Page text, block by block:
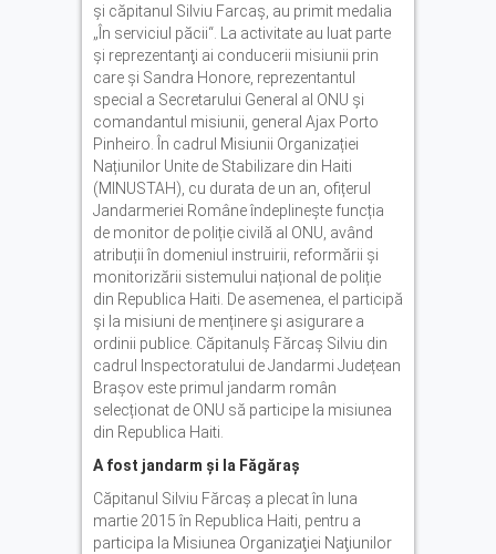
și căpitanul Silviu Farcaș, au primit medalia
„În serviciul păcii“. La activitate au luat parte
şi reprezentanţi ai conducerii misiunii prin
care şi Sandra Honore, reprezentantul
special a Secretarului General al ONU și
comandantul misiunii, general Ajax Porto
Pinheiro. În cadrul Misiunii Organizației
Națiunilor Unite de Stabilizare din Haiti
(MINUSTAH), cu durata de un an, ofițerul
Jandarmeriei Române îndeplinește funcția
de monitor de poliție civilă al ONU, având
atribuții în domeniul instruirii, reformării și
monitorizării sistemului național de poliție
din Republica Haiti. De asemenea, el participă
și la misiuni de menținere și asigurare a
ordinii publice. Căpitanulș Fărcaș Silviu din
cadrul Inspectoratului de Jandarmi Județean
Brașov este primul jandarm român
selecționat de ONU să participe la misiunea
din Republica Haiti.
A fost jandarm și la Făgăraș
Căpitanul Silviu Fărcaş a plecat în luna
martie 2015 în Republica Haiti, pentru a
participa la Misiunea Organizaţiei Naţiunilor